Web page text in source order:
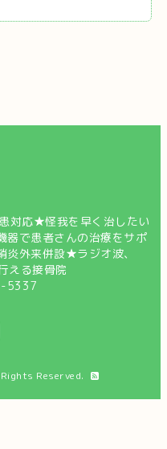
対応★怪我を早く治したい
器で患者さんの治療をサポ
外来併設★ラジオ波、
える接骨院
5337
Reserved.